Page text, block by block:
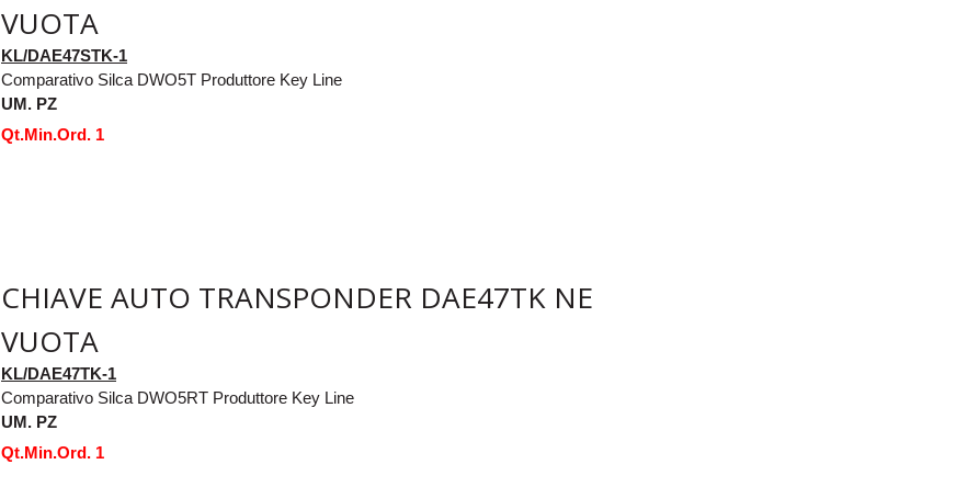
VUOTA
KL/DAE47STK-1
Comparativo Silca DWO5T Produttore Key Line
UM. PZ
Qt.Min.Ord. 1
CHIAVE AUTO TRANSPONDER DAE47TK NE
VUOTA
KL/DAE47TK-1
Comparativo Silca DWO5RT Produttore Key Line
UM. PZ
Qt.Min.Ord. 1